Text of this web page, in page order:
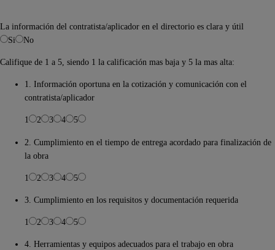
La información del contratista/aplicador en el directorio es clara y útil
Si
No
Califique de 1 a 5, siendo 1 la calificación mas baja y 5 la mas alta:
1. Información oportuna en la cotización y comunicación con el
contratista/aplicador
1 2 3 4 5
2. Cumplimiento en el tiempo de entrega acordado para finalización de
la obra
1 2 3 4 5
3. Cumplimiento en los requisitos y documentación requerida
1 2 3 4 5
4. Herramientas y equipos adecuados para el trabajo en obra